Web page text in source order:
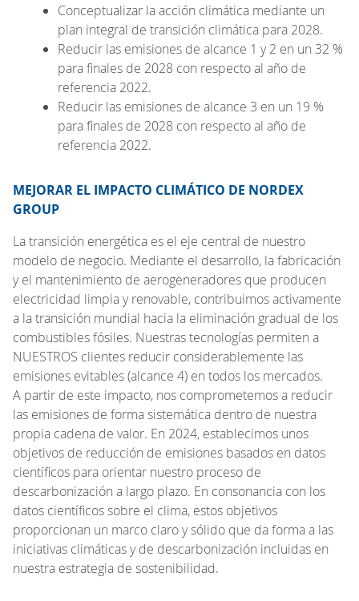
Conceptualizar la acción climática mediante un
plan integral de transición climática para 2028.
Reducir las emisiones de alcance 1 y 2 en un 32 %
para finales de 2028 con respecto al año de
referencia 2022.
Reducir las emisiones de alcance 3 en un 19 %
para finales de 2028 con respecto al año de
referencia 2022.
MEJORAR EL IMPACTO CLIMÁTICO DE NORDEX
GROUP
La transición energética es el eje central de nuestro
modelo de negocio. Mediante el desarrollo, la fabricación
y el mantenimiento de aerogeneradores que producen
electricidad limpia y renovable, contribuimos activamente
a la transición mundial hacia la eliminación gradual de los
combustibles fósiles. Nuestras tecnologías permiten a
NUESTROS clientes reducir considerablemente las
emisiones evitables (alcance 4) en todos los mercados.
A partir de este impacto, nos comprometemos a reducir
las emisiones de forma sistemática dentro de nuestra
propia cadena de valor. En 2024, establecimos unos
objetivos de reducción de emisiones basados en datos
científicos para orientar nuestro proceso de
descarbonización a largo plazo. En consonancia con los
datos científicos sobre el clima, estos objetivos
proporcionan un marco claro y sólido que da forma a las
iniciativas climáticas y de descarbonización incluidas en
nuestra estrategia de sostenibilidad.